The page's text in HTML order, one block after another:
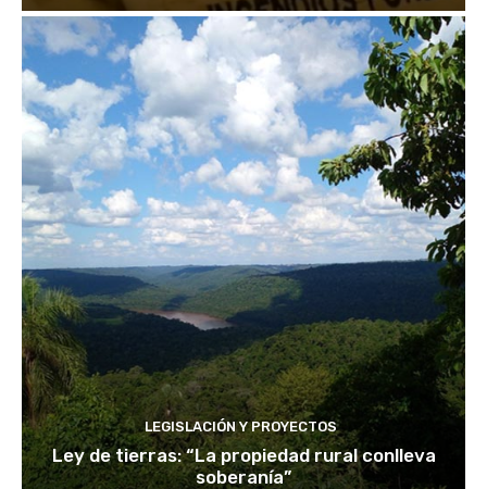
LEGISLACIÓN Y PROYECTOS
Ley de tierras: “La propiedad rural conlleva
soberanía”